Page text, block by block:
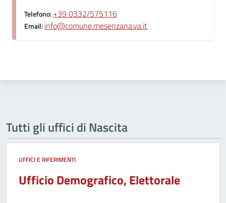
Telefono:+39 0332/575116
Email:info@comune.mesenzana.va.it
Tutti gli uffici di Nascita
UFFICI E RIFERIMENTI
Ufficio Demografico, Elettorale